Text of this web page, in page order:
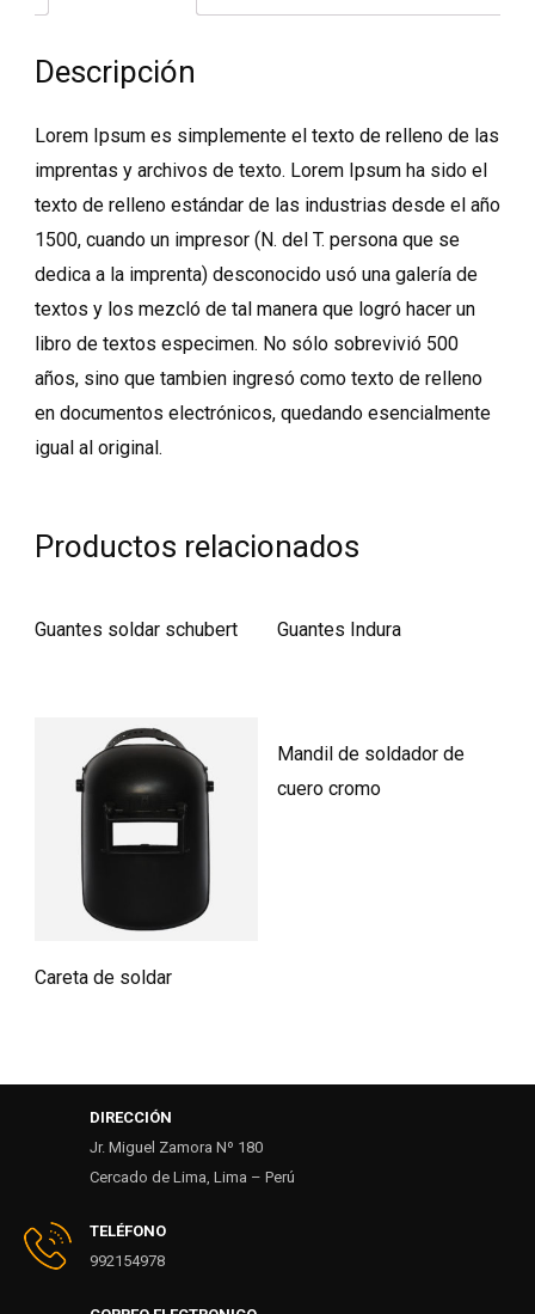
Descripción
Lorem Ipsum es simplemente el texto de relleno de las
imprentas y archivos de texto. Lorem Ipsum ha sido el
texto de relleno estándar de las industrias desde el año
1500, cuando un impresor (N. del T. persona que se
dedica a la imprenta) desconocido usó una galería de
textos y los mezcló de tal manera que logró hacer un
libro de textos especimen. No sólo sobrevivió 500
años, sino que tambien ingresó como texto de relleno
en documentos electrónicos, quedando esencialmente
igual al original.
Productos relacionados
Guantes soldar schubert Guantes Indura
Careta de soldar
Mandil de soldador de
cuero cromo
DIRECCIÓN
Jr. Miguel Zamora Nº 180
Cercado de Lima, Lima – Perú
TELÉFONO
992154978